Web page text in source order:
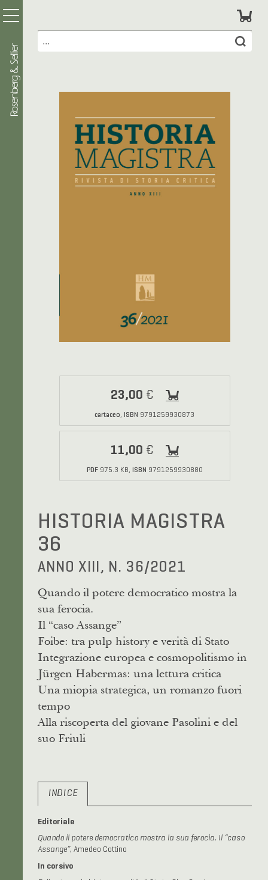
23,00 €
cartaceo, ISBN 9791259930873
11,00 €
PDF975.3 KB, ISBN 9791259930880
HISTORIA MAGISTRA
36
ANNO XIII, N. 36/2021
Quando il potere democratico mostra la
sua ferocia.
Il “caso Assange”
Foibe: tra pulp history e verità di Stato
Integrazione europea e cosmopolitismo in
Jürgen Habermas: una lettura critica
Una miopia strategica, un romanzo fuori
tempo
Alla riscoperta del giovane Pasolini e del
suo Friuli
INDICE
Editoriale
Quando il potere democratico mostra la sua ferocia. Il “caso
Assange”, Amedeo Cottino
In corsivo